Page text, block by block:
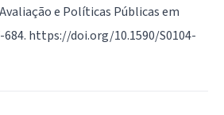
e Políticas Públicas em
684. https://doi.org/10.1590/S0104-